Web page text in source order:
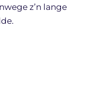
z’n lange